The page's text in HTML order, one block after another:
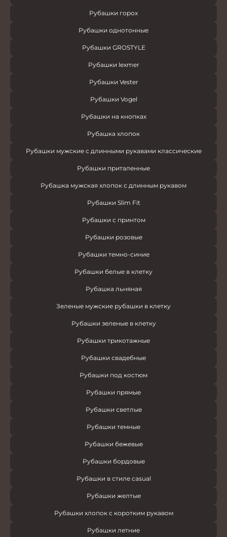
Рубашки горох
Рубашки однотонные
Рубашки GROSTYLE
Рубашки lexmer
Рубашки Vester
Рубашки Vogel
Рубашки на кнопках
Рубашка хлопок
Рубашки мужские с длинными рукавами классические
Рубашки приталенные
Рубашка мужская хлопок с длинным рукавом
Рубашки Slim Fit
Рубашки с принтом
Рубашки розовые
Рубашки темно-синие
Рубашки белые в клетку
Рубашка льняная
Зеленые мужские рубашки в клетку
Рубашки зеленые в клетку
Рубашки трикотажные
Рубашки свадебные
Рубашки под костюм
Рубашки прямые
Рубашки светлые
Рубашки темные
Рубашки бежевые
Рубашки бордовые
Рубашки в стиле casual
Рубашки желтые
Рубашки хлопок с коротким рукавом
Рубашки летние